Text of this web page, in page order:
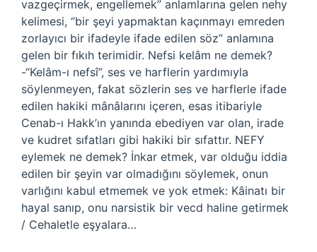
vazgeçirmek, engellemek” anlamlarına gelen nehy
kelimesi, “bir şeyi yapmaktan kaçınmayı emreden
zorlayıcı bir ifadeyle ifade edilen söz” anlamına
gelen bir fıkıh terimidir. Nefsi kelâm ne demek?
-“Kelâm-ı nefsî”, ses ve harflerin yardımıyla
söylenmeyen, fakat sözlerin ses ve harflerle ifade
edilen hakiki mânâlarını içeren, esas itibariyle
Cenab-ı Hakk’ın yanında ebediyen var olan, irade
ve kudret sıfatları gibi hakiki bir sıfattır. NEFY
eylemek ne demek? İnkar etmek, var olduğu iddia
edilen bir şeyin var olmadığını söylemek, onun
varlığını kabul etmemek ve yok etmek: Kâinatı bir
hayal sanıp, onu narsistik bir vecd haline getirmek
/ Cehaletle eşyalara…